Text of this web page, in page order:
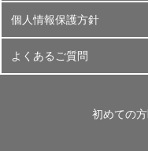
個人情報保護方針
よくあるご質問
初めての方